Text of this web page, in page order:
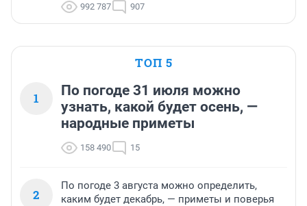
992 787 907
ТОП 5
1
По погоде 31 июля можно
узнать, какой будет осень, —
народные приметы
158 490 15
2
По погоде 3 августа можно определить,
каким будет декабрь, — приметы и поверья